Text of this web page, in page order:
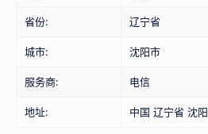
省份: 辽宁省
城市: 沈阳市
服务商: 电信
地址: 中国 辽宁省 沈